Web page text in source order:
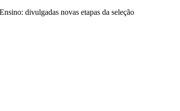
divulgadas novas etapas da seleção